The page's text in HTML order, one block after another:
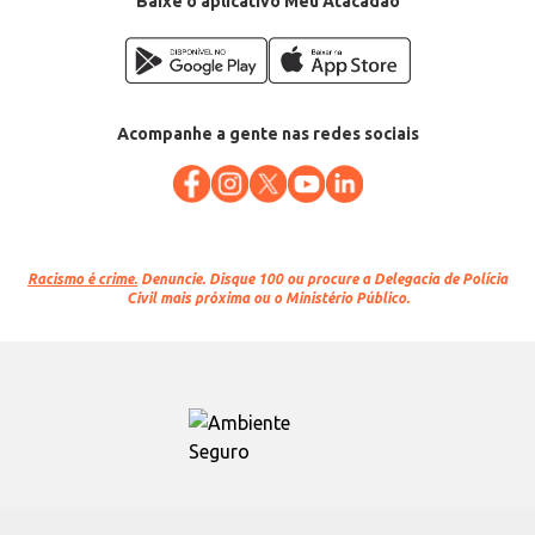
Acompanhe a gente nas redes sociais
Racismo é crime. Denuncie. Disque 100 ou procure a Delegacia de Polícia
Civil mais próxima ou o Ministério Público.